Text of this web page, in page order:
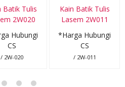
Batik Tulis
2W020
Hubungi
CS
/ 2W-020
Kain Batik Tulis
Lasem 2W011
*Harga Hubungi
CS
/ 2W-011